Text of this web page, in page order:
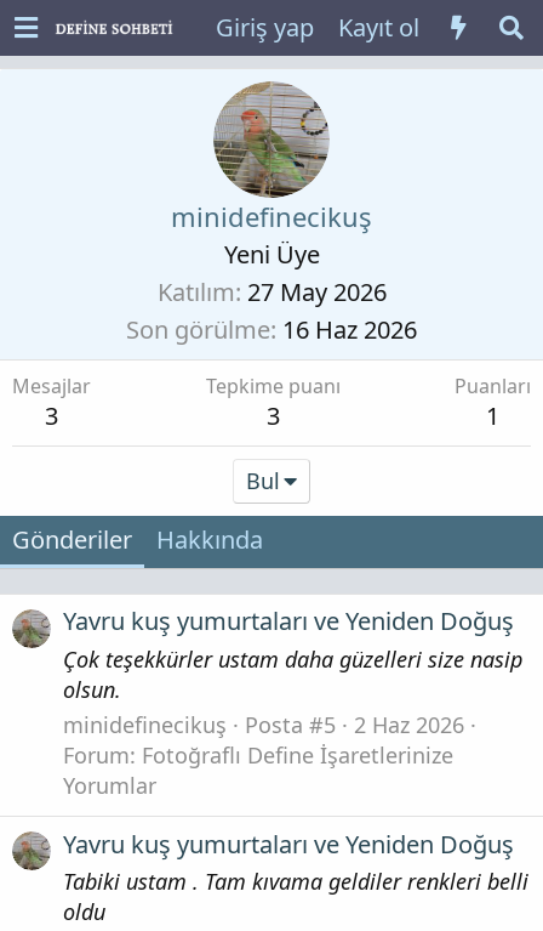
Giriş yap Kayıt ol
minidefinecikuş
Yeni Üye
Katılım 27 May 2026
Son görülme 16 Haz 2026
Mesajlar
3
Tepkime puanı
3
Puanları
1
Bul
Gönderiler Hakkında
Yavru kuş yumurtaları ve Yeniden Doğuş
Çok teşekkürler ustam daha güzelleri size nasip
olsun.
minidefinecikuş
Posta #5
2 Haz 2026
Forum: Fotoğraflı Define İşaretlerinize
Yorumlar
Yavru kuş yumurtaları ve Yeniden Doğuş
Tabiki ustam . Tam kıvama geldiler renkleri belli
oldu